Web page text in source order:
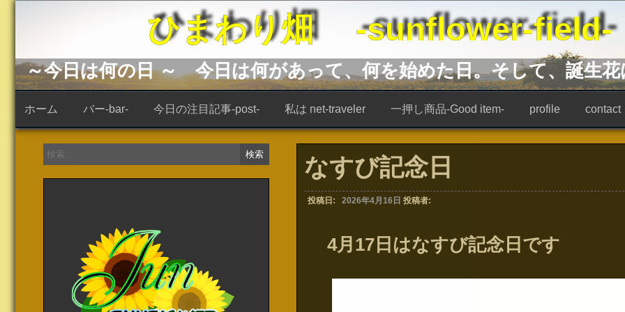
コ
へ
ス
キ
ひまわり畑 -sunflower-field-
～今日は何の日 ～ 今日は何があって、何を始めた日。そして、誕生花
ホーム バー-bar- 今日の注目記事-post- 私は net-traveler 一押し商品-Good item- profile contact
なすび記念日
投稿日: 2026年4月16日 投稿者:
4月17日はなすび記念日です
検
索: